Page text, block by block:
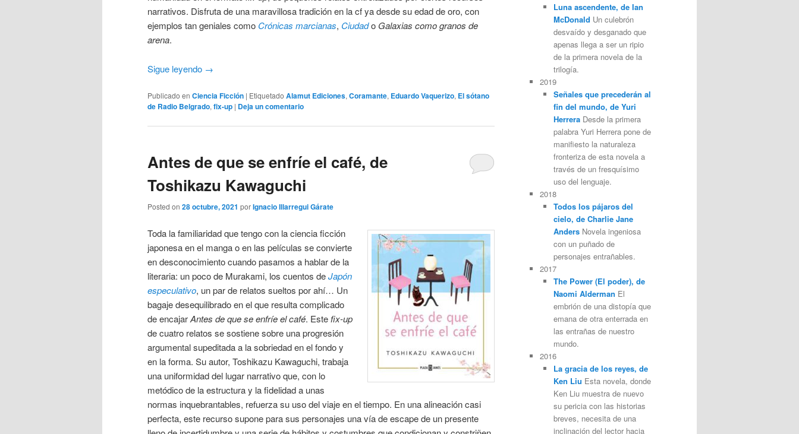
narrativos. Disfruta de una maravillosa tradición en la cf ya desde su edad de oro, con
ejemplos tan geniales como Crónicas marcianas, Ciudado Galaxias como granos de
arena.
Sigue leyendo →
Publicado en Ciencia Ficción | Etiquetado Alamut Ediciones, Coramante, Eduardo Vaquerizo, El sótano
de Radio Belgrado, fix-up | Deja un comentario
Antes de que se enfríe el café, de
Toshikazu Kawaguchi
Posted on 28 octubre, 2021 porIgnacio Illarregui Gárate
Toda la familiaridad que tengo con la ciencia ficción
japonesa en el manga o en las películas se convierte
en desconocimiento cuando pasamos a hablar de la
literaria: un poco de Murakami, los cuentos deJapón
especulativo, un par de relatos sueltos por ahí… Un
bagaje desequilibrado en el que resulta complicado
de encajarAntes de que se enfríe el café. Este fix-up
de cuatro relatos se sostiene sobre una progresión
argumental supeditada a la sobriedad en el fondo y
en la forma. Su autor, Toshikazu Kawaguchi, trabaja
una uniformidad del lugar narrativo que, con lo
metódico de la estructura y la fidelidad a unas
normas inquebrantables, refuerza su uso del viaje en el tiempo. En una alineación casi
perfecta, este recurso supone para sus personajes una vía de escape de un presente
Luna ascendente, de Ian
McDonald Un culebrón
desvaído y desganado que
apenas llega a ser un ripio
de la primera novela de la
trilogía.
2019
Señales que precederán al
fin del mundo, de Yuri
HerreraDesde la primera
palabra Yuri Herrera pone de
manifiesto la naturaleza
fronteriza de esta novela a
través de un fresquísimo
uso del lenguaje.
2018
Todos los pájaros del
cielo, de Charlie Jane
AndersNovela ingeniosa
con un puñado de
personajes entrañables.
2017
The Power (El poder), de
Naomi Alderman El
embrión de una distopía que
emana de otra enterrada en
las entrañas de nuestro
mundo.
2016
La gracia de los reyes, de
Ken Liu Esta novela, donde
Ken Liu muestra de nuevo
su pericia con las historias
breves, necesita de una
inclinación del lector hacia